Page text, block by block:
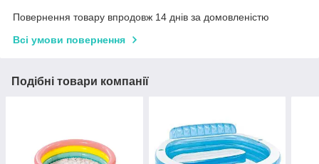
Повернення товару впродовж 14 днів за домовленістю
Всі умови повернення
Подібні товари компанії